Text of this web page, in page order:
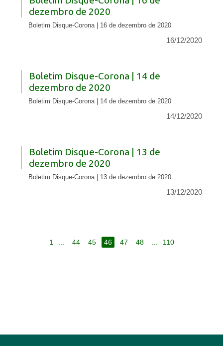
dezembro de 2020
Boletim Disque-Corona | 16 de dezembro de 2020
16/12/2020
Boletim Disque-Corona | 14 de
dezembro de 2020
Boletim Disque-Corona | 14 de dezembro de 2020
14/12/2020
Boletim Disque-Corona | 13 de
dezembro de 2020
Boletim Disque-Corona | 13 de dezembro de 2020
13/12/2020
1 ... 44 45 46 47 48 ... 110